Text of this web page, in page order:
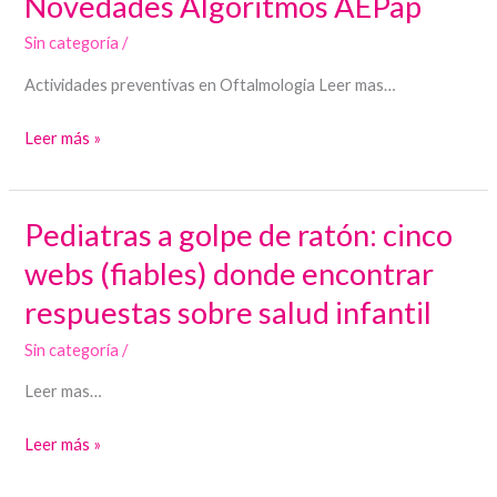
Sin categoría /
Actividades preventivas en Oftalmologia Leer mas…
Leer más »
Pediatras a golpe de ratón: cinco
webs (fiables) donde encontrar
respuestas sobre salud infantil
Sin categoría /
Leer mas…
Pediatras
golpe
de
ratón:
webs
Leer más »